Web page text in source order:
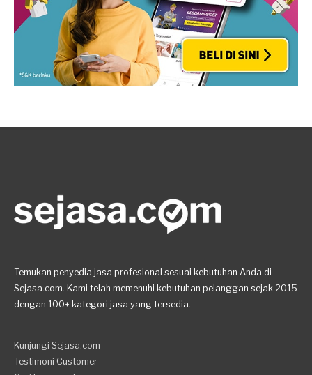
Temukan penyedia jasa profesional sesuai kebutuhan Anda di
Sejasa.com. Kami telah memenuhi kebutuhan pelanggan sejak 2015
dengan 100+ kategori jasa yang tersedia.
Kunjungi Sejasa.com
Testimoni Customer